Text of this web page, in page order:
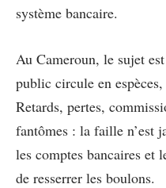
système bancaire.
Au Cameroun, le sujet
public circule en
Retards, pertes,
fantômes : la faille n’est
les comptes bancaires et
de resserrer les boulons.